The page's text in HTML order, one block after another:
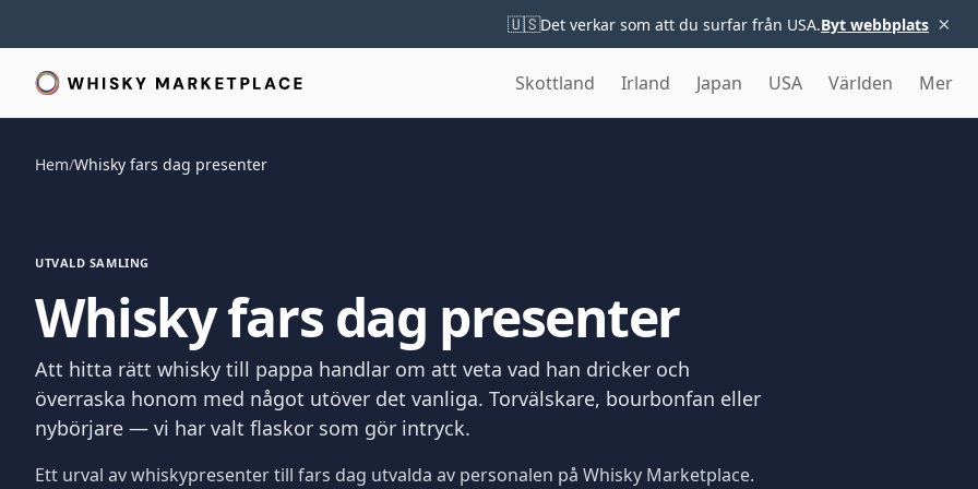
🇺🇸Det verkar som att du surfar från USA.Byt webbplats ×
Skottland Irland Japan USA Världen Mer
Hem/Whisky fars dag presenter
UTVALD SAMLING
Whisky fars dag presenter
Att hitta rätt whisky till pappa handlar om att veta vad han dricker och
överraska honom med något utöver det vanliga. Torvälskare, bourbonfan eller
nybörjare — vi har valt flaskor som gör intryck.
Ett urval av whiskypresenter till fars dag utvalda av personalen på Whisky Marketplace.